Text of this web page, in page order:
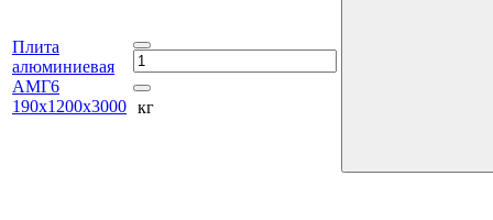
Плита
алюминиевая
АМГ6
190х1200х3000 кг